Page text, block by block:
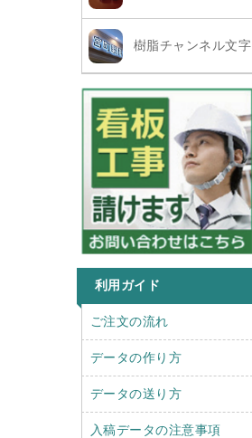
樹脂チャンネル文字
利用ガイド
r
ご注文の流れ
データの作り方
データの送り方
入稿データの注意事項